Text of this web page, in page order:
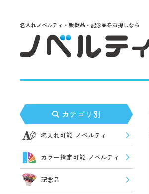
名入れノベルティ・販促品・記念品をお探しなら
カテゴリ別
名入れ可能 ノベルティ
カラー指定可能 ノベルティ
記念品